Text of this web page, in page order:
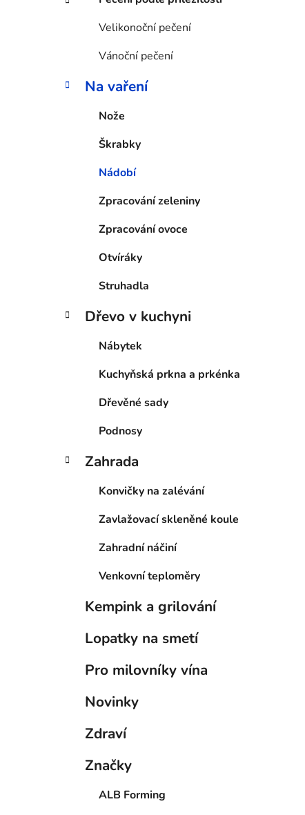
Velikonoční pečení
Vánoční pečení
Na vaření
Nože
Škrabky
Nádobí
Zpracování zeleniny
Zpracování ovoce
Otvíráky
Struhadla
Dřevo v kuchyni
Nábytek
Kuchyňská prkna a prkénka
Dřevěné sady
Podnosy
Zahrada
Konvičky na zalévání
Zavlažovací skleněné koule
Zahradní náčiní
Venkovní teploměry
Kempink a grilování
Lopatky na smetí
Pro milovníky vína
Novinky
Zdraví
Značky
ALB Forming